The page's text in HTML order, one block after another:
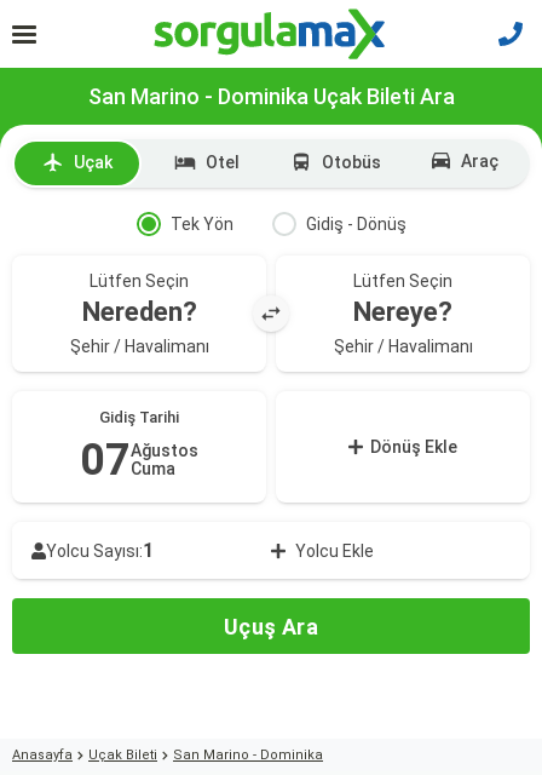
San Marino - Dominika Uçak Bileti Ara
Uçak Otel Otobüs Araç
Tek Yön Gidiş - Dönüş
Lütfen Seçin
Nereden?
Şehir / Havalimanı
Lütfen Seçin
Nereye?
Şehir / Havalimanı
Gidiş Tarihi
07Ağustos
Cuma
Dönüş Ekle
Yolcu Sayısı:1 Yolcu Ekle
Uçuş Ara
Anasayfa Uçak Bileti San Marino - Dominika